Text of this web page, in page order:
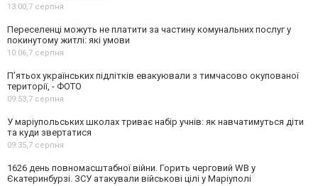
13:00,7 серпня
Переселенці можуть не платити за частину комунальних послуг у
покинутому житлі: які умови
10:06,7 серпня
П’ятьох українських підлітків евакуювали з тимчасово окупованої
території, - ФОТО
09:53,7 серпня
У маріупольських школах триває набір учнів: як навчатимуться діти
та куди звертатися
09:35,7 серпня
1626 день повномасштабної війни. Горить черговий WB у
Єкатеринбурзі. ЗСУ атакували військові цілі у Маріуполі